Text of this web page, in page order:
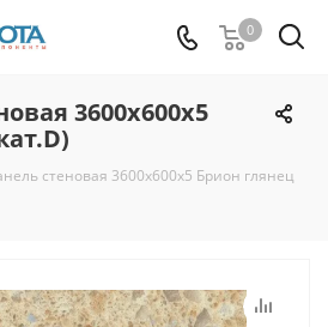
0
3600х600х5
стеновая 3600х600х5 Брион глянец